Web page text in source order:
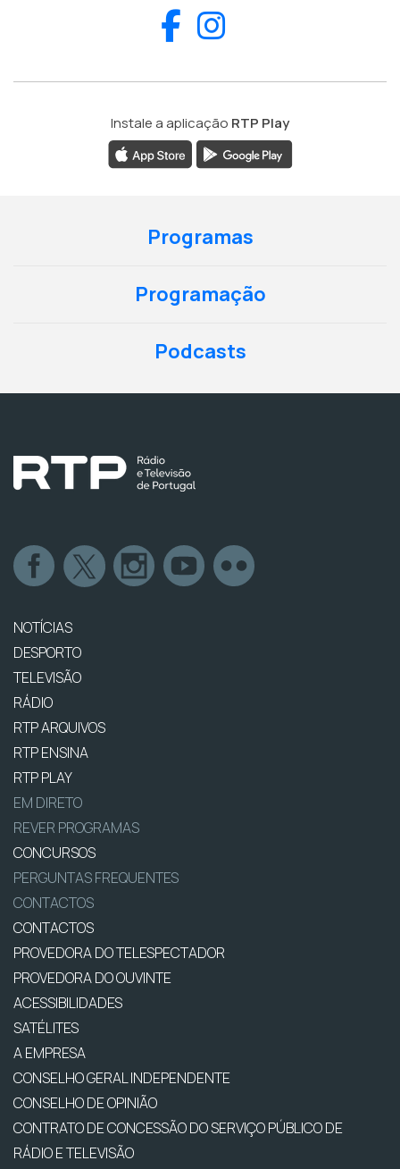
Facebook
Instale a aplicação RTP Play
Programas
Programação
Podcasts
NOTÍCIAS
DESPORTO
TELEVISÃO
RÁDIO
RTP ARQUIVOS
RTP ENSINA
RTP PLAY
EM DIRETO
REVER PROGRAMAS
CONCURSOS
PERGUNTAS FREQUENTES
CONTACTOS
CONTACTOS
PROVEDORA DO TELESPECTADOR
PROVEDORA DO OUVINTE
ACESSIBILIDADES
SATÉLITES
A EMPRESA
CONSELHO GERAL INDEPENDENTE
CONSELHO DE OPINIÃO
CONTRATO DE CONCESSÃO DO SERVIÇO PÚBLICO DE
RÁDIO E TELEVISÃO